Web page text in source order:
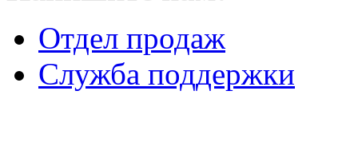
Отдел продаж
Служба поддержки